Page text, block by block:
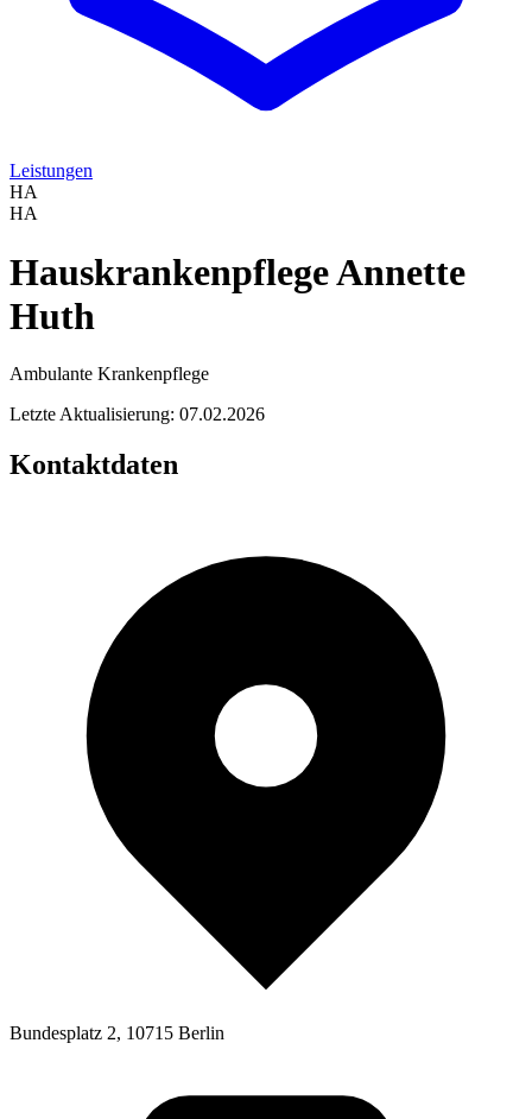
Leistungen
HA
HA
Hauskrankenpflege Annette
Huth
Ambulante Krankenpflege
Letzte Aktualisierung: 07.02.2026
Kontaktdaten
Bundesplatz 2, 10715 Berlin